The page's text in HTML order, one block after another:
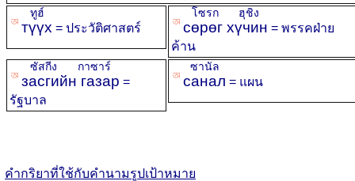
ꡐ түүх
ทูฮ์
= ประวัติศาสตร์ ꡐ сөрөг хүчин
โซรก ฮุชิง
= พรรคฝ่าย
ค้าน
ꡐ засгийн газар
ซัสกีง กาซาร์
=
รัฐบาล
ꡐ санал
ซานัล
= แผน
คำกริยาที่ใช้กับคำนามรูปเป้าหมาย